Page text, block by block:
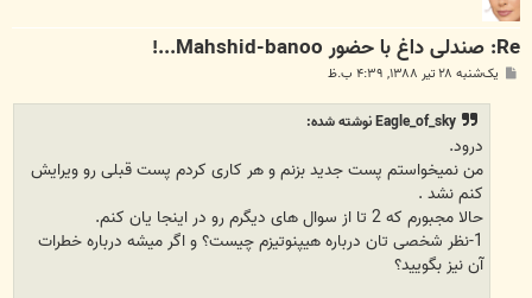
Re: صندلی داغ با حضور Mahshid-banoo...!
یک‌شنبه ۲۸ تیر ۱۳۸۸, ۴:۳۹ ب.ظ
Eagle_of_sky نوشته شده:
درود.
من نمیخواستم پست جدید بزنم و هر کاری کردم پست قبلی رو ویرایش
کنم نشد .
حالا مجبورم که 2 تا از سوال های دیگرم رو در اینجا یان کنم.
1-نظر شخصی تان درباره هیپنوتیزم چیست؟ و اگر میشه درباره خطرات
آن نیز بگویید؟